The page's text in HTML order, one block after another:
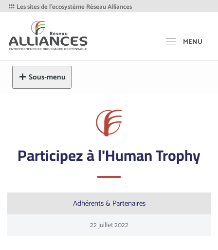
Les sites de l'ecosystème Réseau Alliances
MENU
Sous-menu
Participez à l'Human Trophy
Adhérents & Partenaires
22juillet2022